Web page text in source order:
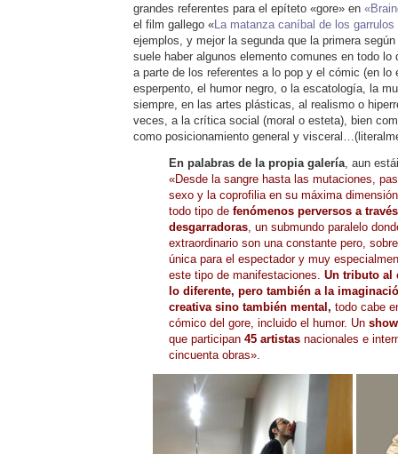
grandes referentes para el epíteto «gore» en «
el film gallego « La matanza caníbal de los
ejemplos, y mejor la segunda que la primera
suele haber algunos elemento comunes en todo lo
a parte de los referentes a lo pop y el cómic (en
esperpento, el humor negro, o la escatología, la
siempre, en las artes plásticas, al realismo o
veces, a la crítica social (moral o esteta), bien
como posicionamiento general y
En palabras de la propia galería , aun
«Desde la sangre hasta las mutaciones,
sexo y la coprofilia en su máxima
todo tipo de fenómenos perversos a
desgarradoras , un submundo paralelo
extraordinario son una constante pero,
única para el espectador y muy
este tipo de manifestaciones. Un tributo al
lo diferente, pero también a la
creativa sino también mental, todo cabe
cómico del gore, incluido el humor. Un
que participan 45 artistas nacionales e
cincuenta obras».